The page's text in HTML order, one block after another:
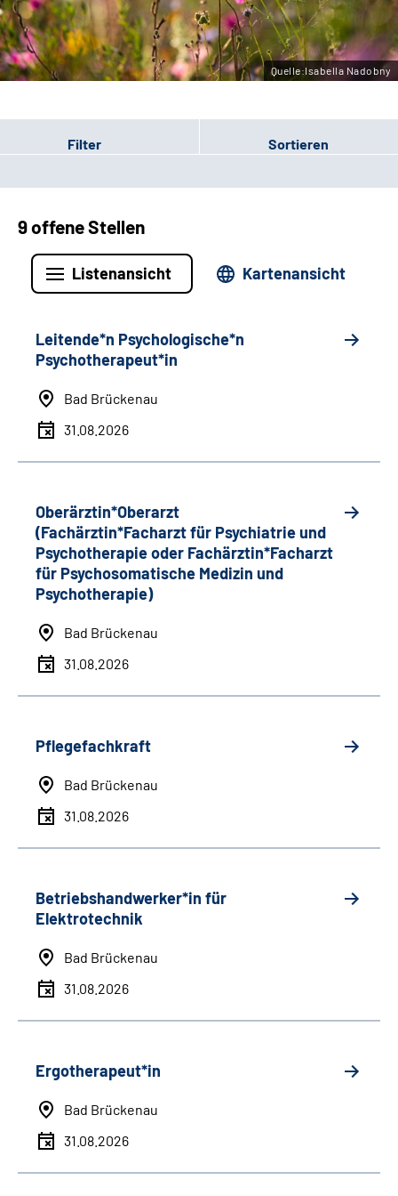
Leichte Sprache
Gebärdensprache
Quelle:Isabella Nadobny
Filter Sortieren
9 offene Stellen
Listenansicht Kartenansicht
Leitende*n Psychologische*n
Psychotherapeut*in
Bad Brückenau
31.08.2026
Oberärztin*Oberarzt
(Fachärztin*Facharzt für Psychiatrie und
Psychotherapie oder Fachärztin*Facharzt
für Psychosomatische Medizin und
Psychotherapie)
Bad Brückenau
31.08.2026
Pflegefachkraft
Bad Brückenau
31.08.2026
Betriebshandwerker*in für
Elektrotechnik
Bad Brückenau
31.08.2026
Ergotherapeut*in
Bad Brückenau
31.08.2026